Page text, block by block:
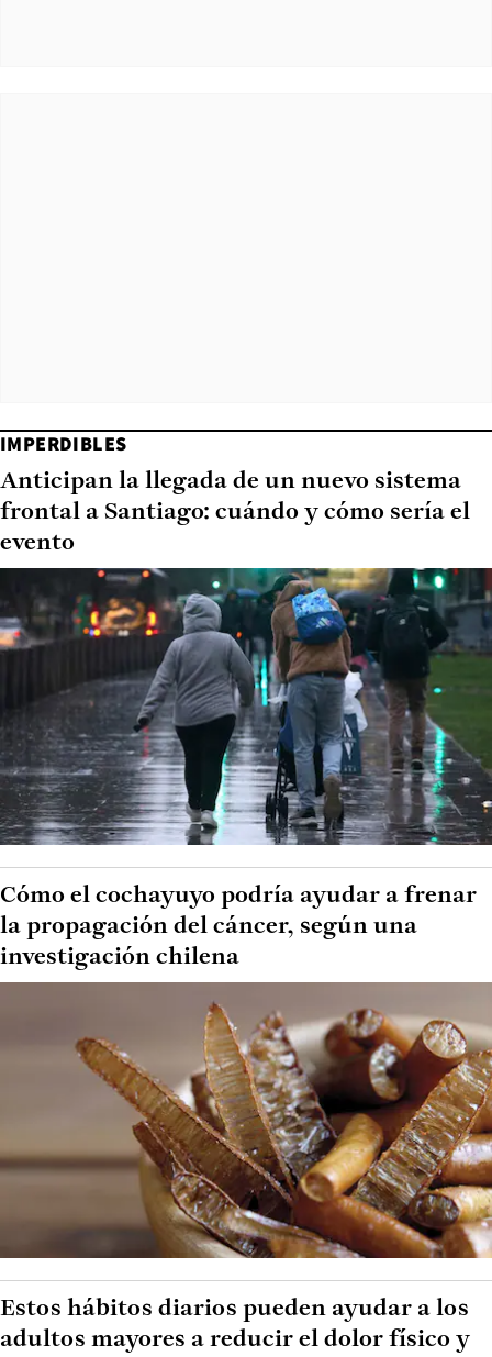
IMPERDIBLES
Anticipan la llegada de un nuevo sistema
frontal a Santiago: cuándo y cómo sería el
evento
Cómo el cochayuyo podría ayudar a frenar
la propagación del cáncer, según una
investigación chilena
Estos hábitos diarios pueden ayudar a los
adultos mayores a reducir el dolor físico y